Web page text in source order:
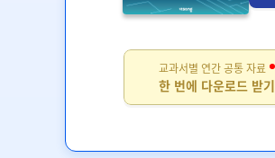
교과서별 연간 공통 자료
한 번에 다운로드 받기